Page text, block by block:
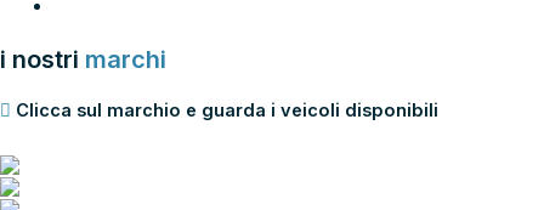
i nostri marchi
Clicca sul marchio e guarda i veicoli disponibili